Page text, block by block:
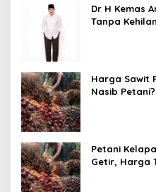
Dr H Kemas
Tanpa
Harga Sawit
Nasib Petani?
Petani
Getir, Harga